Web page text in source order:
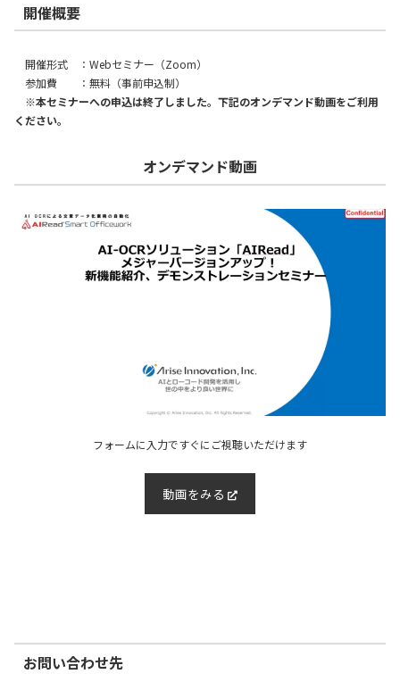
開催概要
開催形式 ：Webセミナー（Zoom）
参加費 ：無料（事前申込制）
※本セミナーへの申込は終了しました。下記のオンデマンド動画をご利用
ください。
オンデマンド動画
フォームに入力ですぐにご視聴いただけます
動画をみる
お問い合わせ先